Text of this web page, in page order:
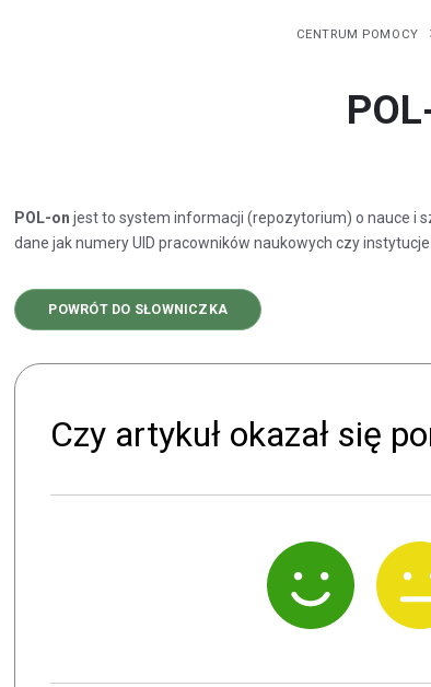
CENTRUM POMOCY
POL-onjest to system informacji (repozytorium) o nauce i
dane jak numery UID pracowników naukowych czy instytucje
POWRÓT DO SŁOWNICZKA
Czy artykuł okazał się